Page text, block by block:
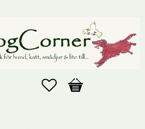
Favoriter
Kundvagn